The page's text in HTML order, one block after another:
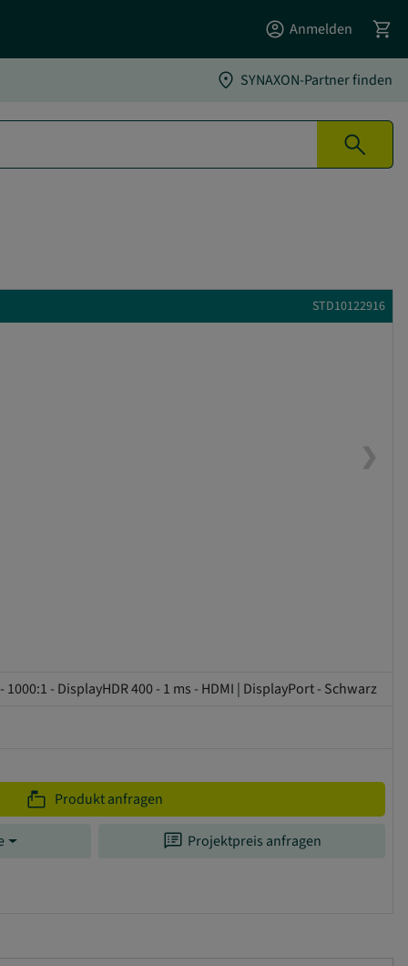
account_circle Anmelden
shopping_cart
location_on SYNAXON-Partner finden
search
STD10122916
❯
- DisplayHDR 400 - 1 ms - HDMI | DisplayPort - Schwarz
markunread_mailbox Produkt anfragen
speaker_notes Projektpreis anfragen